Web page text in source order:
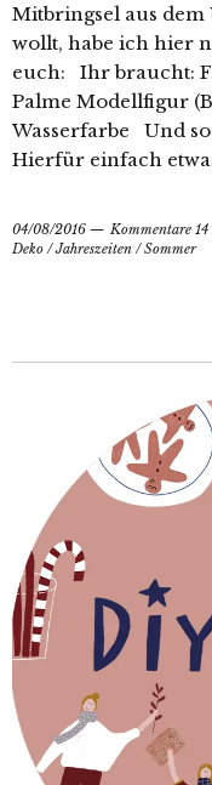
Mitbringsel aus dem
wollt, habe ich hier
euch: Ihr braucht:
Palme Modellfigur
Wasserfarbe Und so
Hierfür einfach
04/08/2016
Kommentare 14
Deko /Jahreszeiten /Sommer